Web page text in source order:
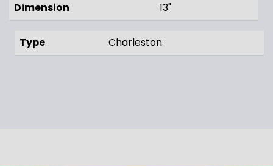
Dimension
13"
Type Charleston